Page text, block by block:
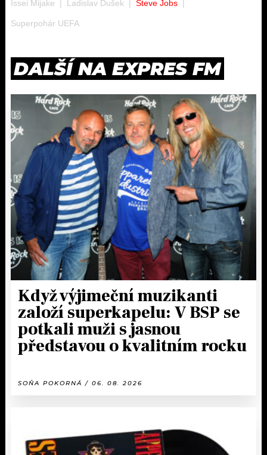
Issei Mijake Ladislav Dušek Steve Jobs
Superpohár UEFA
DALŠÍ NA EXPRES FM
Když výjimeční muzikanti
založí superkapelu: V BSP se
potkali muži s jasnou
představou o kvalitním rocku
SOŇA POKORNÁ / 06. 08. 2026